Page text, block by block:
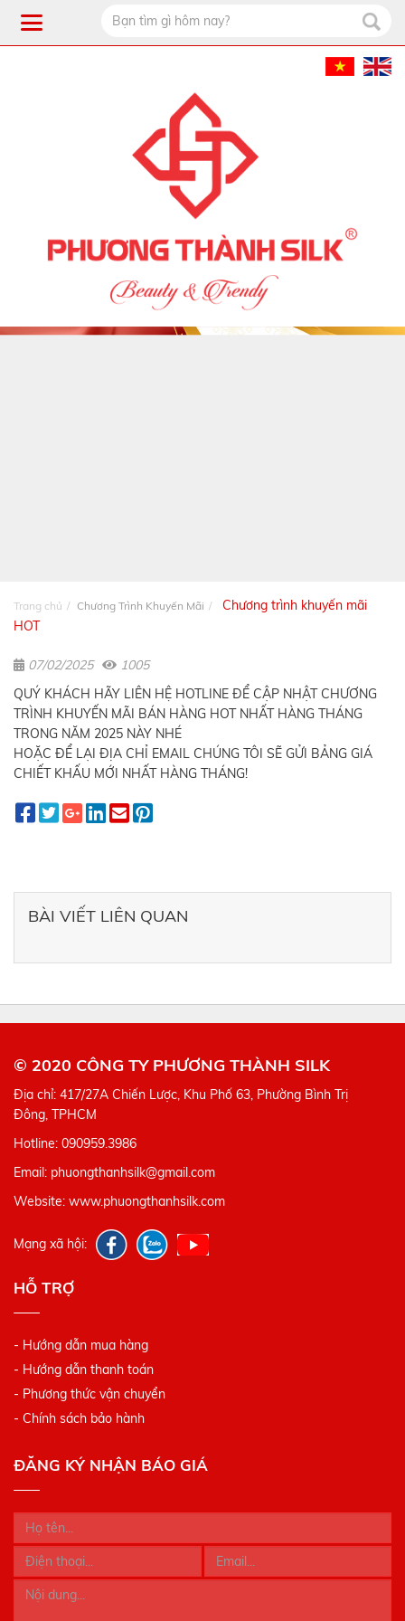
Trang chủ Chương Trình Khuyến Mãi
Chương trình khuyến mãi
HOT
07/02/2025
1005
QUÝ KHÁCH HÃY LIÊN HỆ HOTLINE ĐỂ CẬP NHẬT CHƯƠNG
TRÌNH KHUYẾN MÃI BÁN HÀNG HOT NHẤT HÀNG THÁNG
TRONG NĂM 2025 NÀY NHÉ
HOẶC ĐỂ LẠI ĐỊA CHỈ EMAIL CHÚNG TÔI SẼ GỬI BẢNG GIÁ
CHIẾT KHẤU MỚI NHẤT HÀNG THÁNG!
BÀI VIẾT LIÊN QUAN
© 2020 CÔNG TY PHƯƠNG THÀNH SILK
Địa chỉ: 417/27A Chiến Lược, Khu Phố 63, Phường Bình Trị
Đông, TPHCM
Hotline: 090959.3986
Email: phuongthanhsilk@gmail.com
Website: www.phuongthanhsilk.com
Mạng xã hội:
HỖ TRỢ
- Hướng dẫn mua hàng
- Hướng dẫn thanh toán
- Phương thức vận chuyển
- Chính sách bảo hành
ĐĂNG KÝ NHẬN BÁO GIÁ